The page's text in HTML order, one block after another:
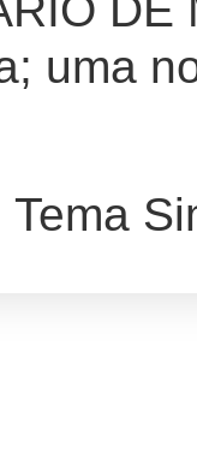
uma
Tema